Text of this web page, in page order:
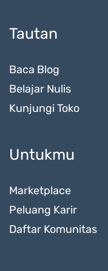
Tautan
Baca Blog
Belajar Nulis
Kunjungi Toko
Untukmu
Marketplace
Peluang Karir
Daftar Komunitas